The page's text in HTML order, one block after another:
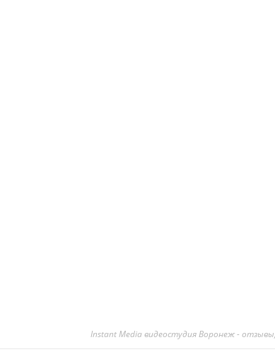
Instant Media видеостудия Воронеж -